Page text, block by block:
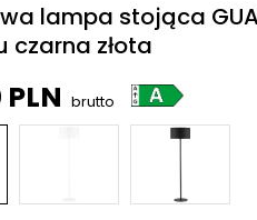
lampa stojąca
czarna złota
brutto